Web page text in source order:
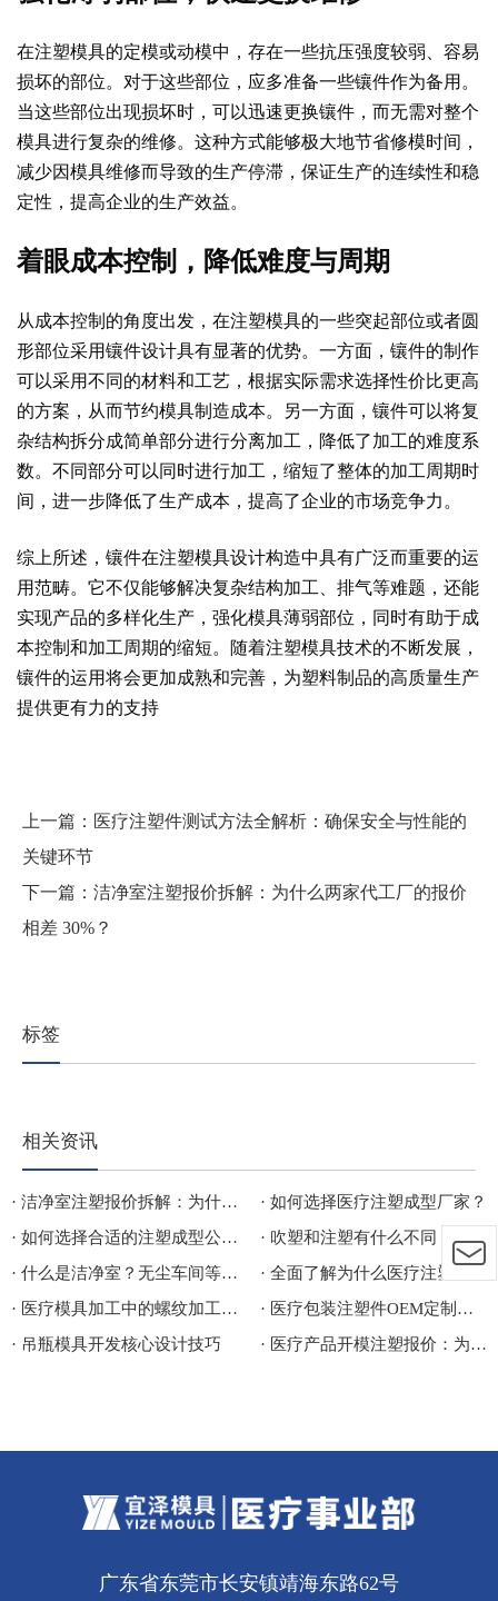
在注塑模具的定模或动模中，存在一些抗压强度较弱、容易
损坏的部位。对于这些部位，应多准备一些镶件作为备用。
当这些部位出现损坏时，可以迅速更换镶件，而无需对整个
模具进行复杂的维修。这种方式能够极大地节省修模时间，
减少因模具维修而导致的生产停滞，保证生产的连续性和稳
定性，提高企业的生产效益。
着眼成本控制，降低难度与周期
从成本控制的角度出发，在注塑模具的一些突起部位或者圆
形部位采用镶件设计具有显著的优势。一方面，镶件的制作
可以采用不同的材料和工艺，根据实际需求选择性价比更高
的方案，从而节约模具制造成本。另一方面，镶件可以将复
杂结构拆分成简单部分进行分离加工，降低了加工的难度系
数。不同部分可以同时进行加工，缩短了整体的加工周期时
间，进一步降低了生产成本，提高了企业的市场竞争力。
综上所述，镶件在注塑模具设计构造中具有广泛而重要的运
用范畴。它不仅能够解决复杂结构加工、排气等难题，还能
实现产品的多样化生产，强化模具薄弱部位，同时有助于成
本控制和加工周期的缩短。随着注塑模具技术的不断发展，
镶件的运用将会更加成熟和完善，为塑料制品的高质量生产
提供更有力的支持
上一篇： 医疗注塑件测试方法全解析：确保安全与性能的
关键环节
下一篇： 洁净室注塑报价拆解：为什么两家代工厂的报价
相差 30%？
标签
相关资讯
· 洁净室注塑报价拆解：为什么两家代工厂的报价相差 30%？
· 如何选择医疗注塑成型厂家？
· 如何选择合适的注塑成型公司？
· 吹塑和注塑有什么不同？
· 什么是洁净室？无尘车间等级分类、应用行业与医疗洁净注塑生产车间详解
· 医疗模具加工中的螺纹加工指的是什么呢？
· 医疗包装注塑件OEM定制常见问题与注意事项
· 吊瓶模具开发核心设计技巧
· 医疗产品开模注塑报价：为什么有的快有的慢？谁的价格更准？
广东省东莞市长安镇靖海东路62号